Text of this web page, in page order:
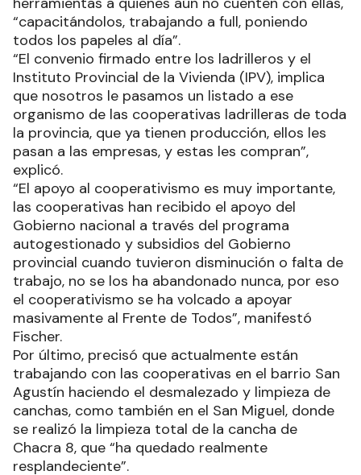
ladrilleras del interior y de capital; y proveyendo
herramientas a quienes aún no cuenten con ellas,
“capacitándolos, trabajando a full, poniendo
todos los papeles al día”.
“El convenio firmado entre los ladrilleros y el
Instituto Provincial de la Vivienda (IPV), implica
que nosotros le pasamos un listado a ese
organismo de las cooperativas ladrilleras de toda
la provincia, que ya tienen producción, ellos les
pasan a las empresas, y estas les compran”,
explicó.
“El apoyo al cooperativismo es muy importante,
las cooperativas han recibido el apoyo del
Gobierno nacional a través del programa
autogestionado y subsidios del Gobierno
provincial cuando tuvieron disminución o falta de
trabajo, no se los ha abandonado nunca, por eso
el cooperativismo se ha volcado a apoyar
masivamente al Frente de Todos”, manifestó
Fischer.
Por último, precisó que actualmente están
trabajando con las cooperativas en el barrio San
Agustín haciendo el desmalezado y limpieza de
canchas, como también en el San Miguel, donde
se realizó la limpieza total de la cancha de